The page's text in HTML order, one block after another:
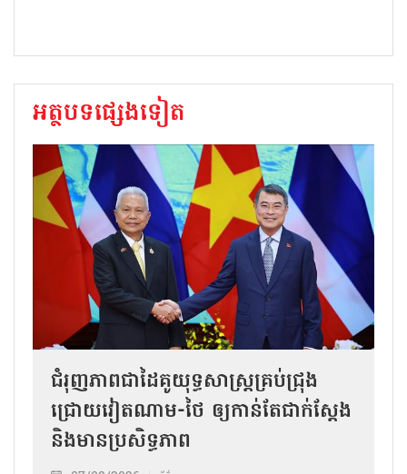
អត្ថបទផ្សេងទៀត
ជំរុញភាពជាដៃគូយុទ្ធសាស្ត្រគ្រប់ជ្រុង
ជ្រោយវៀតណាម-ថៃ ឲ្យកាន់តែជាក់ស្ដែង
និងមានប្រសិទ្ធភាព